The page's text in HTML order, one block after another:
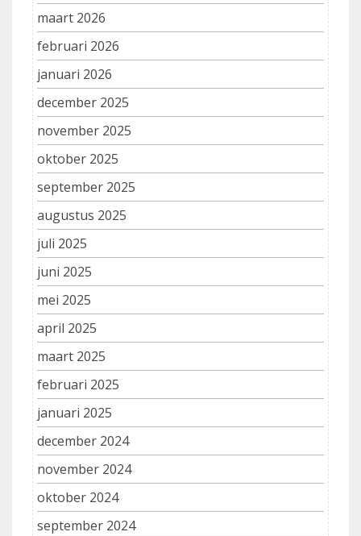
maart 2026
februari 2026
januari 2026
december 2025
november 2025
oktober 2025
september 2025
augustus 2025
juli 2025
juni 2025
mei 2025
april 2025
maart 2025
februari 2025
januari 2025
december 2024
november 2024
oktober 2024
september 2024